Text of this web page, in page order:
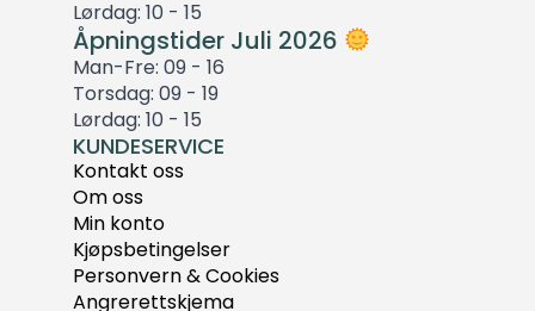
Lørdag: 10 - 15
Åpningstider Juli 2026
Man-Fre: 09 - 16
Torsdag: 09 - 19
Lørdag: 10 - 15
KUNDESERVICE
Kontakt oss
Om oss
Min konto
Kjøpsbetingelser
Personvern & Cookies
Angrerettskjema